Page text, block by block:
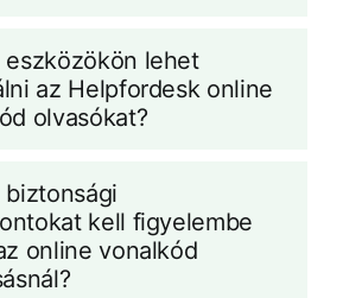
eszközökön lehet
az Helpfordesk online
olvasókat?
kell figyelembe
online vonalkód